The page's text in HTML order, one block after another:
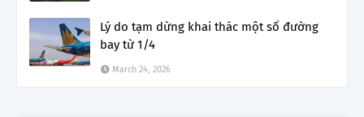
Lý do tạm dừng khai thác một số đường
bay từ 1/4
March 24, 2026